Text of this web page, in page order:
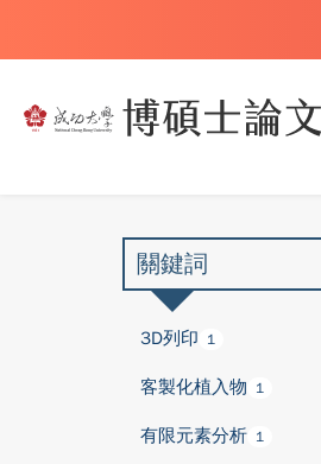
關鍵詞
3D列印 1
客製化植入物 1
有限元素分析 1